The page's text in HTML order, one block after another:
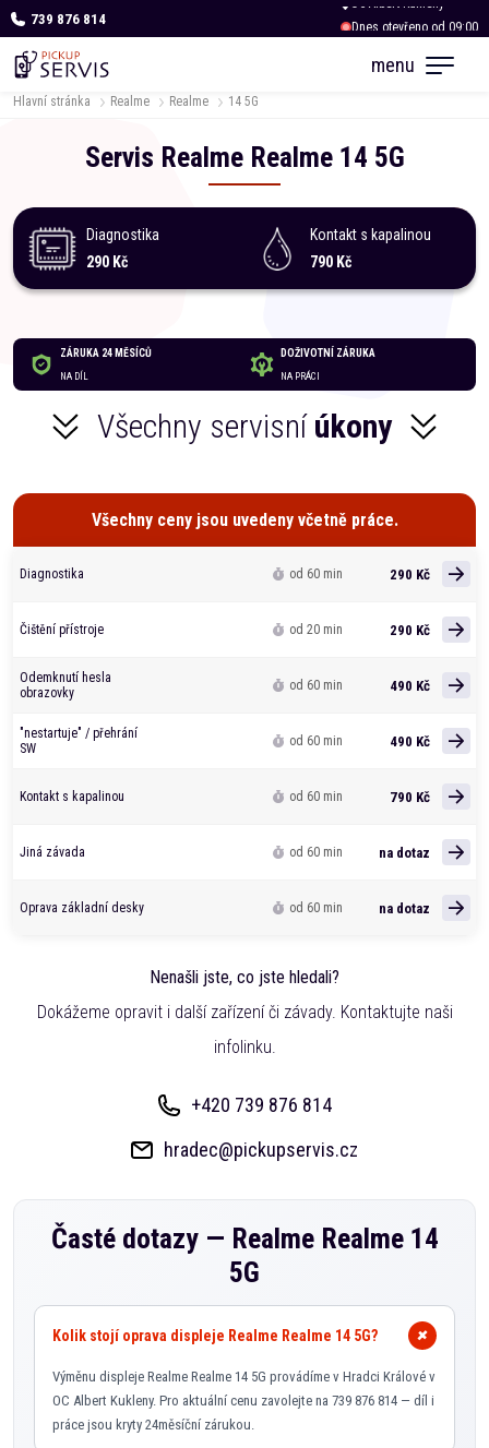
739 876 814
Dnes otevřeno od 09:00
menu
Hlavní stránka Realme Realme 14 5G
Servis Realme Realme 14 5G
Diagnostika
290 Kč
Kontakt s kapalinou
790 Kč
ZÁRUKA 24 MĚSÍCŮ
NA DÍL
DOŽIVOTNÍ ZÁRUKA
NA PRÁCI
Všechny servisní úkony
Všechny ceny jsou uvedeny včetně práce.
Diagnostika od 60 min 290 Kč
Čištění přístroje od 20 min 290 Kč
Odemknutí hesla
obrazovky
od 60 min 490 Kč
"nestartuje" / přehrání
SW
od 60 min 490 Kč
Kontakt s kapalinou od 60 min 790 Kč
Jiná závada od 60 min na dotaz
Oprava základní desky od 60 min na dotaz
Nenašli jste, co jste hledali?
Dokážeme opravit i další zařízení či závady. Kontaktujte naši
infolinku.
+420 739 876 814
hradec@pickupservis.cz
Časté dotazy — Realme Realme 14
5G
Kolik stojí oprava displeje Realme Realme 14 5G?
Výměnu displeje Realme Realme 14 5G provádíme v Hradci Králové v
OC Albert Kukleny. Pro aktuální cenu zavolejte na 739 876 814 — díl i
práce jsou kryty 24měsíční zárukou.